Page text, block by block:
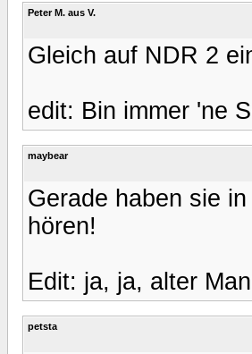
Peter M. aus V.
Gleich auf NDR 2
edit: Bin immer 'ne
maybear
Gerade haben sie
hören!
Edit: ja, ja, alter
petsta